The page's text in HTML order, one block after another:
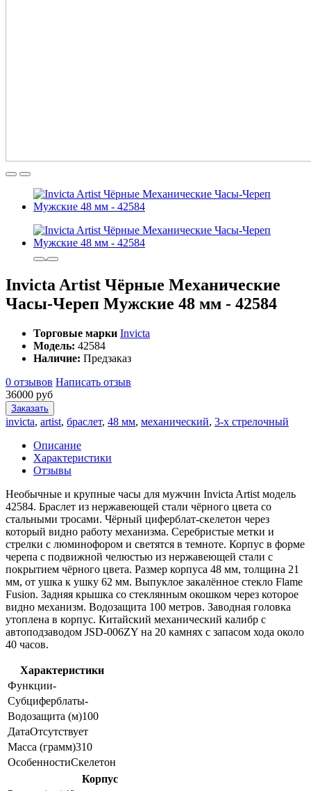
Invicta Artist Чёрные Механические
Часы-Череп Мужские 48 мм - 42584
Торговые марки Invicta
Модель: 42584
Наличие: Предзаказ
0 отзывов Написать отзыв
36000 руб
Заказать
invicta, artist, браслет, 48 мм, механический, 3-х стрелочный
Описание
Характеристики
Отзывы
Необычные и крупные часы для мужчин Invicta Artist модель
42584. Браслет из нержавеющей стали чёрного цвета со
стальными тросами. Чёрный циферблат-скелетон через
который видно работу механизма. Серебристые метки и
стрелки с люминофором и светятся в темноте. Корпус в форме
черепа с подвижной челюстью из нержавеющей стали с
покрытием чёрного цвета. Размер корпуса 48 мм, толщина 21
мм, от ушка к ушку 62 мм. Выпуклое закалённое стекло Flame
Fusion. Задняя крышка со стеклянным окошком через которое
видно механизм. Водозащита 100 метров. Заводная головка
утоплена в корпус. Китайский механический калибр с
автоподзаводом JSD-006ZY на 20 камнях с запасом хода около
40 часов.
Характеристики
Функции-
Субциферблаты-
Водозащита (м)100
ДатаОтсутствует
Масса (грамм)310
ОсобенностиСкелетон
Корпус